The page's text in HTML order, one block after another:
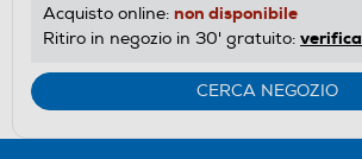
Acquisto online: non disponibile
Ritiro in negozio in 30' gratuito: verifica
CERCA NEGOZIO